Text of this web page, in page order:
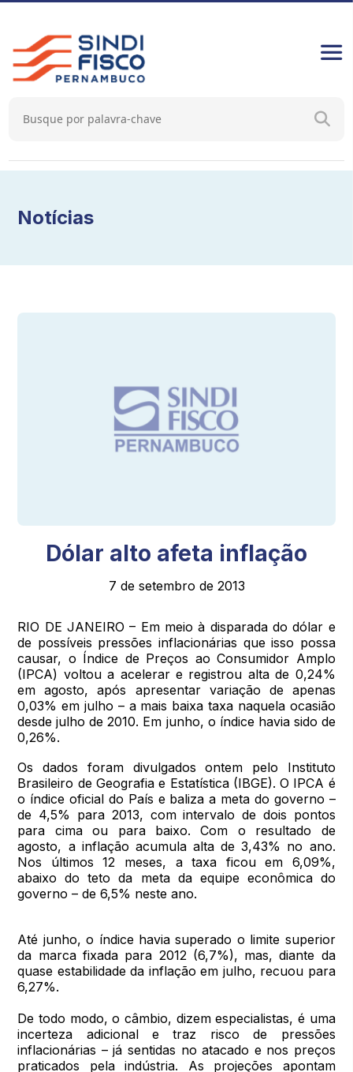
Notícias
Dólar alto afeta inflação
7 de setembro de 2013
RIO DE JANEIRO – Em meio à disparada do dólar e
de possíveis pressões inflacionárias que isso possa
causar, o Índice de Preços ao Consumidor Amplo
(IPCA) voltou a acelerar e registrou alta de 0,24%
em agosto, após apresentar variação de apenas
0,03% em julho – a mais baixa taxa naquela ocasião
desde julho de 2010. Em junho, o índice havia sido de
0,26%.
Os dados foram divulgados ontem pelo Instituto
Brasileiro de Geografia e Estatística (IBGE). O IPCA é
o índice oficial do País e baliza a meta do governo –
de 4,5% para 2013, com intervalo de dois pontos
para cima ou para baixo. Com o resultado de
agosto, a inflação acumula alta de 3,43% no ano.
Nos últimos 12 meses, a taxa ficou em 6,09%,
abaixo do teto da meta da equipe econômica do
governo – de 6,5% neste ano.
Até junho, o índice havia superado o limite superior
da marca fixada para 2012 (6,7%), mas, diante da
quase estabilidade da inflação em julho, recuou para
6,27%.
De todo modo, o câmbio, dizem especialistas, é uma
incerteza adicional e traz risco de pressões
inflacionárias – já sentidas no atacado e nos preços
praticados pela indústria. As projeções apontam